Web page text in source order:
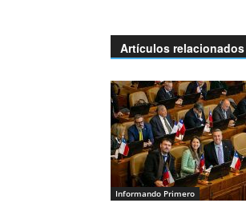
Artículos relacionados
Informando Primero